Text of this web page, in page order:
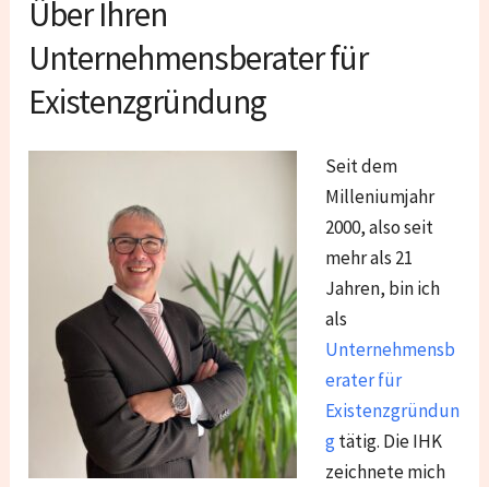
Über Ihren
Unternehmensberater für
Existenzgründung
Seit dem
Milleniumjahr
2000, also seit
mehr als 21
Jahren, bin ich
als
Unternehmensb
erater für
Existenzgründun
gtätig. Die IHK
zeichnete mich